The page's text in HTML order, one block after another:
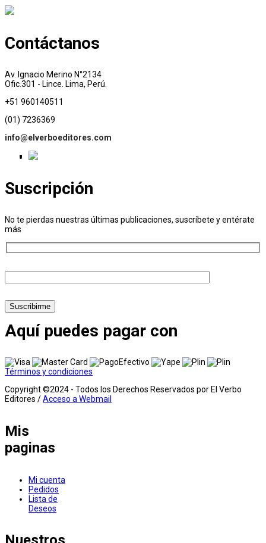
Contáctanos
Av. Ignacio Merino N°2134
Ofic.301 - Lince. Lima, Perú.
+51 960140511
(01) 7236369
info@elverboeditores.com
Suscripción
No te pierdas nuestras últimas publicaciones, suscríbete y entérate
más
Suscribirme
Aquí puedes pagar con
Términos y condiciones
Copyright ©2024 - Todos los Derechos Reservados por El Verbo
Editores /Acceso a Webmail
Mis
paginas
Mi cuenta
Pedidos
Lista de
Deseos